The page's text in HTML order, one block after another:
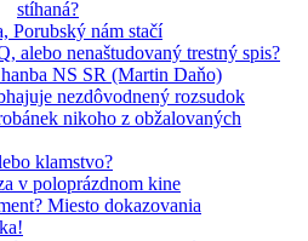
stíhaná?
Porubský nám stačí
alebo nenaštudovaný trestný spis?
NS SR (Martin Daňo)
nezdôvodnený rozsudok
nikoho z obžalovaných
klamstvo?
v poloprázdnom kine
Miesto dokazovania